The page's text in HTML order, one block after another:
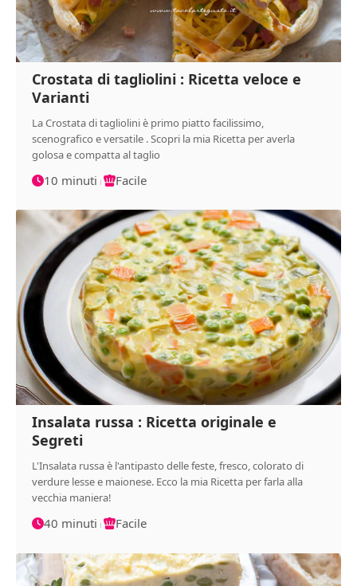
Crostata di tagliolini : Ricetta veloce e
Varianti
La Crostata di tagliolini è primo piatto facilissimo,
scenografico e versatile . Scopri la mia Ricetta per averla
golosa e compatta al taglio
10 minuti Facile
Insalata russa : Ricetta originale e
Segreti
L'Insalata russa è l'antipasto delle feste, fresco, colorato di
verdure lesse e maionese. Ecco la mia Ricetta per farla alla
vecchia maniera!
40 minuti Facile